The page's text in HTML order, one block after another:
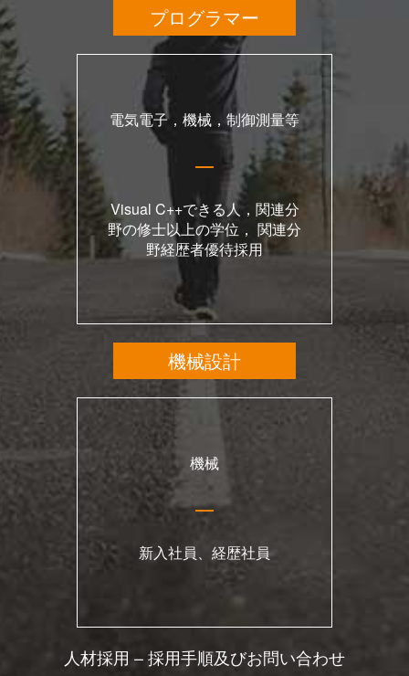
プログラマー
電気電子，機械，制御測量等
Visual C++できる人，関連分
野の修士以上の学位， 関連分
野経歴者優待採用
機械設計
機械
新入社員、経歴社員
人材採用 – 採用手順及びお問い合わせ